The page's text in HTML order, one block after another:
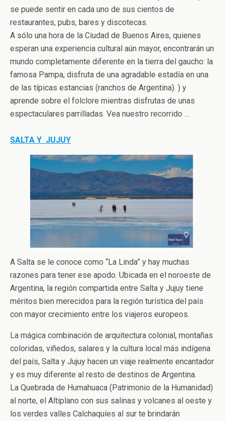
se puede sentir en cada uno de sus cientos de
restaurantes, pubs, bares y discotecas.
A sólo una hora de la Ciudad de Buenos Aires, quienes
esperan una experiencia cultural aún mayor, encontrarán un
mundo completamente diferente en la tierra del gaucho: la
famosa Pampa, disfruta de una agradable estadía en una
de las típicas estancias (ranchos de Argentina). ) y
aprende sobre el folclore mientras disfrutas de unas
espectaculares parrilladas. Vea nuestro recorrido …
SALTA Y JUJUY
A Salta se le conoce como “La Linda” y hay muchas
razones para tener ese apodo. Ubicada en el noroeste de
Argentina, la región compartida entre Salta y Jujuy tiene
méritos bien merecidos para la región turística del país
con mayor crecimiento entre los viajeros europeos.
La mágica combinación de arquitectura colonial, montañas
coloridas, viñedos, salares y la cultura local más indígena
del país, Salta y Jujuy hacen un viaje realmente encantador
y es muy diferente al resto de destinos de Argentina.
La Quebrada de Humahuaca (Patrimonio de la Humanidad)
al norte, el Altiplano con sus salinas y volcanes al oeste y
los verdes valles Calchaquíes al sur te brindarán